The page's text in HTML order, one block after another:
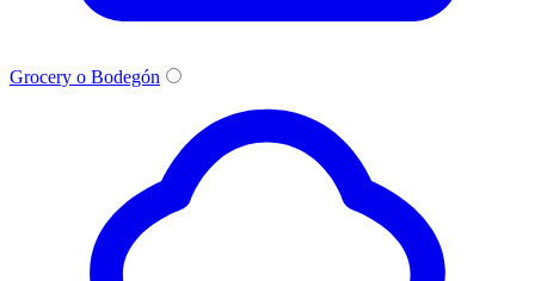
Grocery o Bodegón